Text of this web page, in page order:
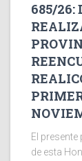
685/26:
El
de esta